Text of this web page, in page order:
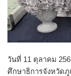
วันที่ 11 ตุลาคม
ศึกษาธิการจังหวัด